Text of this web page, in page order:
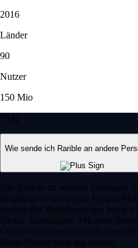
2016
Länder
90
Nutzer
150 Mio
FAQ
Wie sende ich Rarible an andere
Um Rarible zu senden, benötigen
Empfängers sowie eine Krypto-
einfach die Zieladresse ein, legen
Sie die Transaktion. Mit einer
Crypto.com App lässt sich dieser
Ihrem Smartphone aus steuern.